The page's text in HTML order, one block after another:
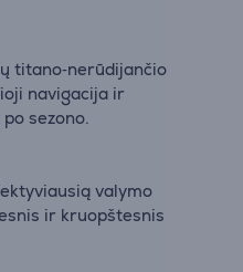
titano‑nerūdijančio
navigacija ir
sezono.
valymo
ir kruopštesnis